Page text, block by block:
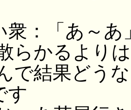
衆：「あ～
らかるより
で結果どう
す